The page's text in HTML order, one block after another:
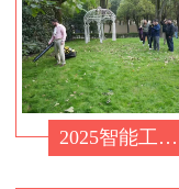
2025智能工业视频标杆案例：从割草机看苏州制造业的品牌溢价战